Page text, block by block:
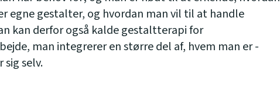
egne gestalter, og hvordan man vil til at handle
kan derfor også kalde gestaltterapi for
man integrerer en større del af, hvem man er -
selv.